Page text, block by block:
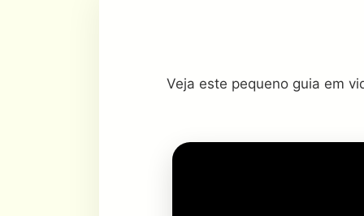
Veja este pequeno guia em